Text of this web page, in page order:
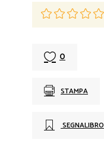
0
STAMPA
SEGNALIBRO